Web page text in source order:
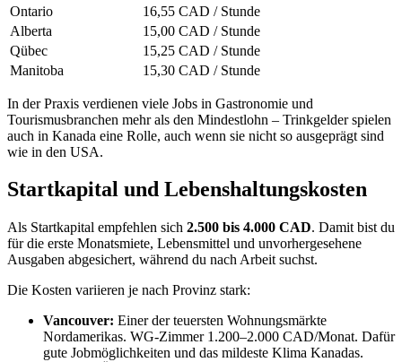
Ontario
16,55 CAD / Stunde
Alberta
15,00 CAD / Stunde
Qübec
15,25 CAD / Stunde
Manitoba
15,30 CAD / Stunde
In der Praxis verdienen viele Jobs in Gastronomie und
Tourismusbranchen mehr als den Mindestlohn – Trinkgelder spielen
auch in Kanada eine Rolle, auch wenn sie nicht so ausgeprägt sind
wie in den USA.
Startkapital und Lebenshaltungskosten
Als Startkapital empfehlen sich 2.500 bis 4.000 CAD. Damit bist du
für die erste Monatsmiete, Lebensmittel und unvorhergesehene
Ausgaben abgesichert, während du nach Arbeit suchst.
Die Kosten variieren je nach Provinz stark:
Vancouver: Einer der teuersten Wohnungsmärkte
Nordamerikas. WG-Zimmer 1.200–2.000 CAD/Monat. Dafür
gute Jobmöglichkeiten und das mildeste Klima Kanadas.